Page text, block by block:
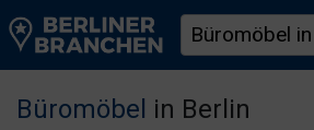
Büromöbel in Berlin